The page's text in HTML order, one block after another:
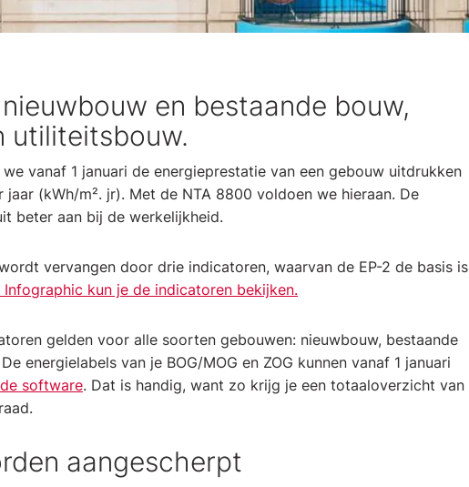
en bestaande bouw,
utiliteitsbouw.
vanaf 1 januari de energieprestatie van een gebouw uitdrukken
(kWh/m². jr). Met de NTA 8800 voldoen we hieraan. De
beter aan bij de werkelijkheid.
vervangen door drie indicatoren, waarvan de EP-2 de basis is
Infographic kun je de indicatoren bekijken.
gelden voor alle soorten gebouwen: nieuwbouw, bestaande
energielabels van je BOG/MOG en ZOG kunnen vanaf 1 januari
software. Dat is handig, want zo krijg je een totaaloverzicht van
aangescherpt